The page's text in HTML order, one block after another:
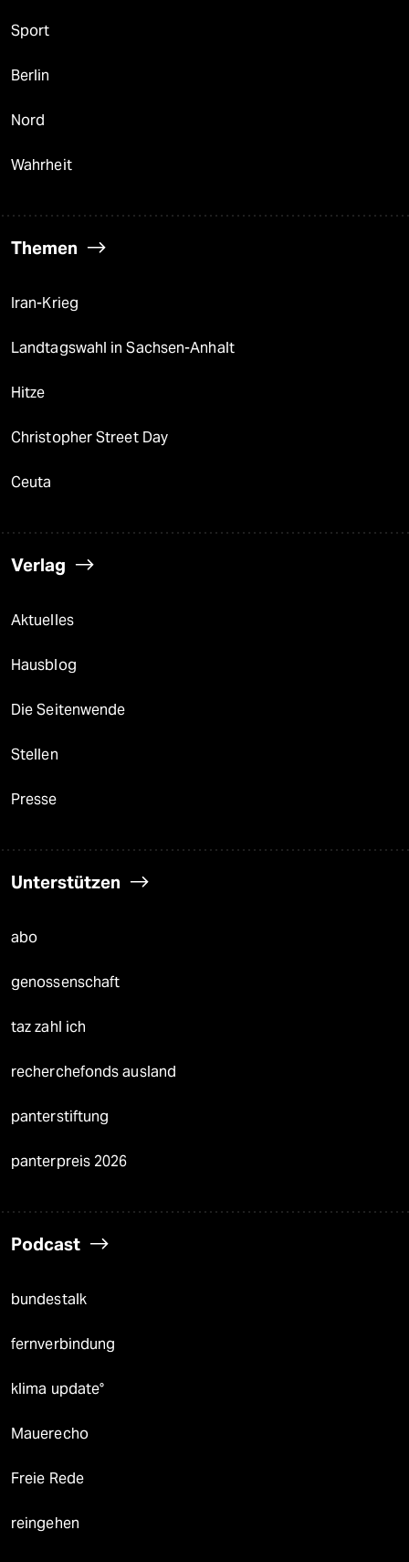
Sport
Berlin
Nord
Wahrheit
Themen
Iran-Krieg
Landtagswahl in Sachsen-Anhalt
Hitze
Christopher Street Day
Ceuta
Verlag
Aktuelles
Hausblog
Die Seitenwende
Stellen
Presse
Unterstützen
abo
genossenschaft
taz zahl ich
recherchefonds ausland
panterstiftung
panterpreis 2026
Podcast
bundestalk
fernverbindung
klima update°
Mauerecho
Freie Rede
reingehen